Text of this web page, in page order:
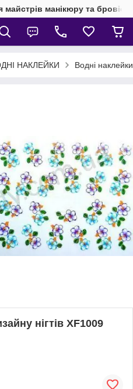
манікюру та
НАКЛЕЙКИ Водні
нігтів XF1009